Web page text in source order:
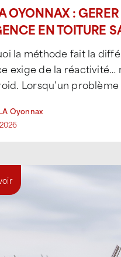
OYONNAX : GERER
EN TOITURE
la méthode fait la
exige de la réactivité…
Lorsqu’un
Oyonnax